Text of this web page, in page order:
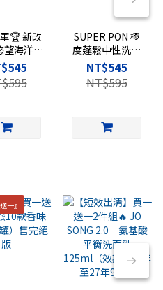
🏆 新改
望海洋香
浴乳｜
SUPER PON 極
度蓬鬆中性洗髮
精2.0版｜東方木
質 500ml
NT$545
NT$595
一』